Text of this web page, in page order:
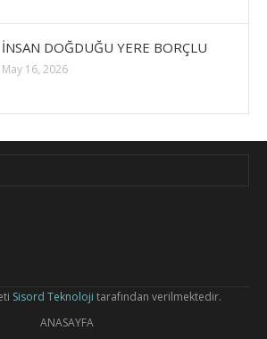
İNSAN DOĞDUĞU YERE BORÇLU
May 16, 2026
Sisord Teknoloji tarafından verilmektedir.
ANASAYFA